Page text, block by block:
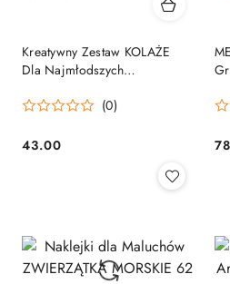
Kreatywny Zestaw KOLAŻE
Dla Najmłodszych
(0)
Cena:
43.00